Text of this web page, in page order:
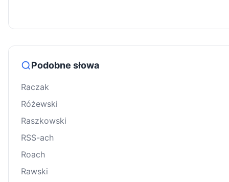
Podobne słowa
Raczak
Różewski
Raszkowski
RSS-ach
Roach
Rawski